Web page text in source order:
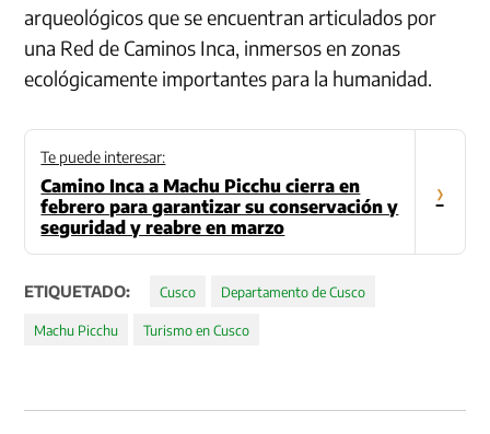
arqueológicos que se encuentran articulados por
una Red de Caminos Inca, inmersos en zonas
ecológicamente importantes para la humanidad.
Te puede interesar:
Camino Inca a Machu Picchu cierra en
febrero para garantizar su conservación y
seguridad y reabre en marzo
›
ETIQUETADO: Cusco Departamento de Cusco
Machu Picchu Turismo en Cusco